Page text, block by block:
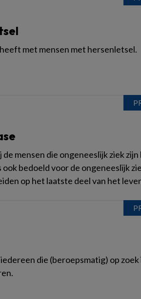
met mensen met hersenletsel.
mensen die ongeneeslijk ziek
bedoeld voor de ongeneeslijk
op het laatste deel van het
die (beroepsmatig) op zoek